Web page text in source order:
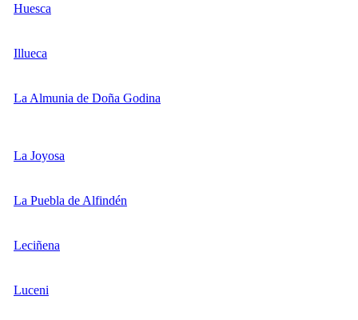
Huesca
Illueca
La Almunia de Doña Godina
La Joyosa
La Puebla de Alfindén
Leciñena
Luceni